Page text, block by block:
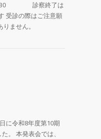
診察終了は
診の際はご注意願
ません。
に令和8年度第10期
。 本発表会では、